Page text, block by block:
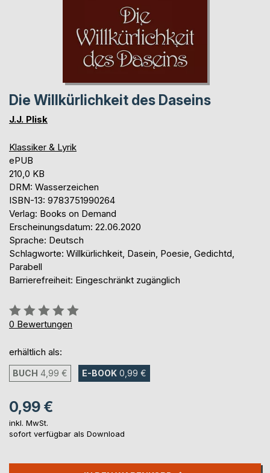
Die Willkürlichkeit des Daseins
J.J. Plisk
Klassiker & Lyrik
ePUB
210,0 KB
DRM: Wasserzeichen
ISBN-13: 9783751990264
Verlag: Books on Demand
Erscheinungsdatum: 22.06.2020
Sprache: Deutsch
Schlagworte: Willkürlichkeit, Dasein, Poesie, Gedichtd,
Parabell
Barrierefreiheit: Eingeschränkt zugänglich
Bewertung::
0%
0 Bewertungen
erhältlich als:
BUCH 4,99 € E-BOOK 0,99 €
0,99 €
inkl. MwSt.
sofort verfügbar als Download